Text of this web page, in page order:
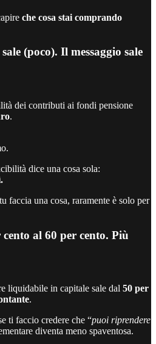
che cosa stai comprando
(poco). Il messaggio sale
dei contributi ai fondi pensione
.
dice una cosa sola:
faccia una cosa, raramente è solo per
al 60 per cento. Più
liquidabile in capitale sale dal 50 per
.
ti faccio credere che “puoi riprendere
diventa meno spaventosa.